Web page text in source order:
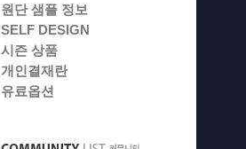
원단 샘플 정보
SELF DESIGN
시즌 상품
개인결재란
유료옵션